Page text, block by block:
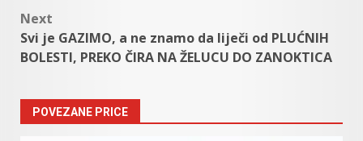
Next
Svi je GAZIMO, a ne znamo da liječi od PLUĆNIH
BOLESTI, PREKO ČIRA NA ŽELUCU DO ZANOKTICA
POVEZANE PRICE